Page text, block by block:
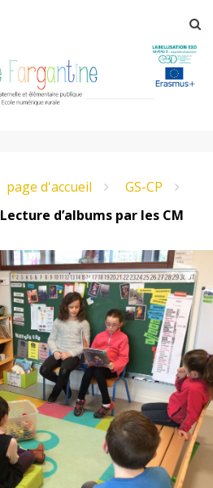
page d'accueil
GS-CP
Lecture d’albums par les CM